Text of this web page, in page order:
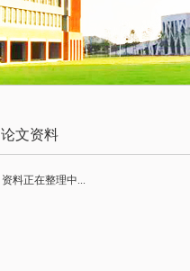
论文资料
资料正在整理中...